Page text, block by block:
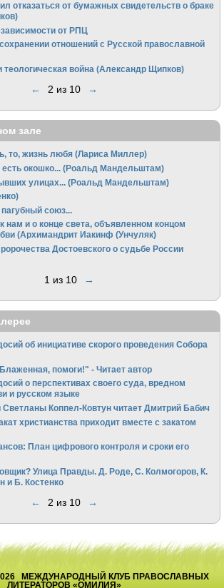
отказаться от бумажных свидетельств о браке
от РПЦ
отношений с Русской православной
война (Александр Щипков)
← 2 из 10 →
зале
то, жизнь любя (Лариса Миллер)
есть окошко... (Роальд Мандельштам)
улицах... (Роальд Мандельштам)
союз...
нам и о конце света, объявленном концом
(Архимандрит Иакинф (Унчуляк)
Достоевского о судьбе России
1 из 10 →
об инициативе скорого проведения Собора
помоги!" - Читает автор
о перспективах своего суда, вредном
и русском языке
Светланы Коппел-Ковтун читает Дмитрий Бабич
христианства приходит вместе с закатом
План цифрового контроля и сроки его
Улица Правды. Д. Роде, С. Колмогоров, К.
и Б. Костенко
← 2 из 10 →
МЕЖДУНАРОДНЫЙ КЛУБ ПРАВОСЛАВНЫХ
ЛИТЕРАТОРОВ «ОМИЛИЯ»